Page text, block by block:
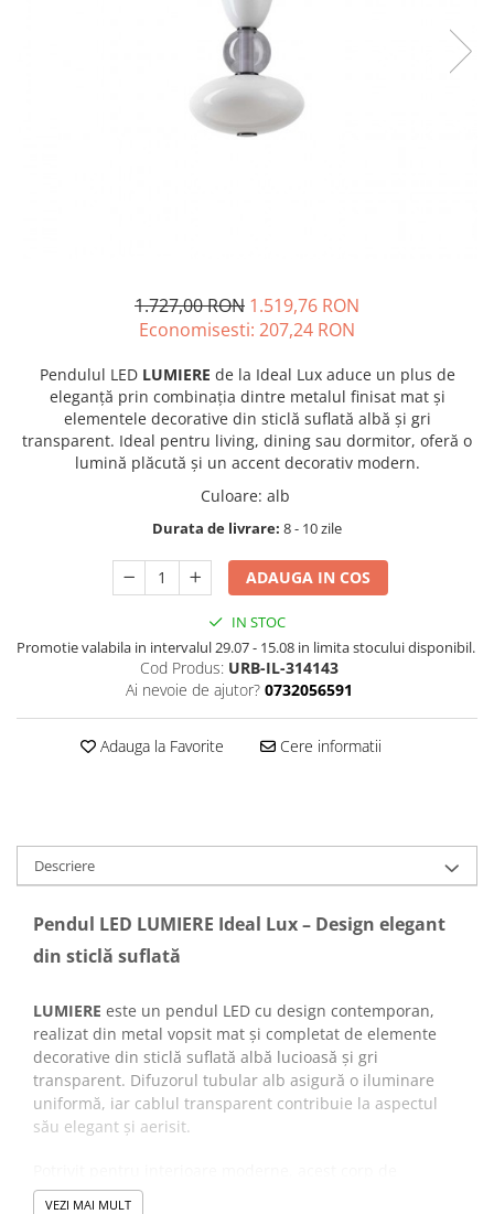
1.727,00 RON 1.519,76 RON
Economisesti: 207,24 RON
Pendulul LED LUMIERE de la Ideal Lux aduce un plus de
eleganță prin combinația dintre metalul finisat mat și
elementele decorative din sticlă suflată albă și gri
transparent. Ideal pentru living, dining sau dormitor, oferă o
lumină plăcută și un accent decorativ modern.
Culoare: alb
Durata de livrare: 8 - 10 zile
ADAUGA IN COS
IN STOC
Promotie valabila in intervalul 29.07 - 15.08 in limita stocului disponibil.
Cod Produs: URB-IL-314143
Ai nevoie de ajutor? 0732056591
Adauga la Favorite Cere informatii
Descriere
Pendul LED LUMIERE Ideal Lux – Design elegant
din sticlă suflată
LUMIERE este un pendul LED cu design contemporan,
realizat din metal vopsit mat și completat de elemente
decorative din sticlă suflată albă lucioasă și gri
transparent. Difuzorul tubular alb asigură o iluminare
uniformă, iar cablul transparent contribuie la aspectul
său elegant și aerisit.
iluminat se integrează perfect deasupra mesei de dining,
VEZI MAI MULT